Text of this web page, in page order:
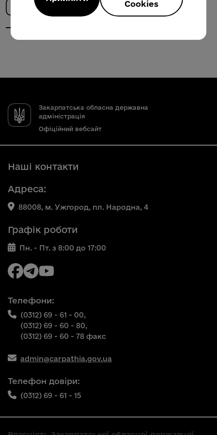
Закарпатська обласна державна
адміністрація
Офіційний вебсайт
Наші контакти
Адреса:
88008, м. Ужгород, пл. Народна, 4
Графік роботи
Пн. - Пт. з 8:00 до 17:00
Телефони:
(0312) 69 - 61 - 00,
(0312) 69 - 60 - 80,
(0312) 69 - 60 - 78 факс
admin@carpathia.gov.ua
Телефон довіри:
(0312) 69 - 61 - 15
Cookies